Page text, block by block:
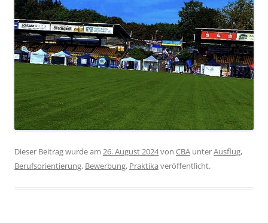
Dieser Beitrag wurde am 26. August 2024von CBA unterAusflug,
Berufsorientierung, Bewerbung, Praktika veröffentlicht.